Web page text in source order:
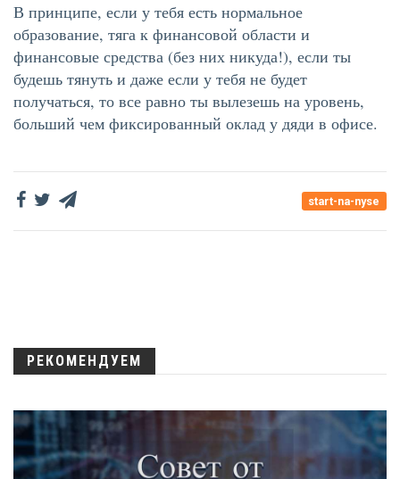
В принципе, если у тебя есть нормальное
образование, тяга к финансовой области и
финансовые средства (без них никуда!), если ты
будешь тянуть и даже если у тебя не будет
получаться, то все равно ты вылезешь на уровень,
больший чем фиксированный оклад у дяди в офисе.
start-na-nyse
РЕКОМЕНДУЕМ